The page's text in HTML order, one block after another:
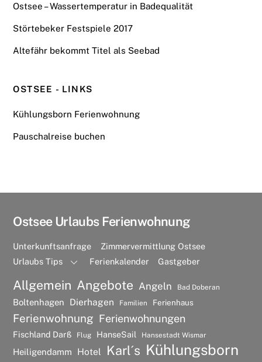
Ostsee – Wassertemperatur in Badequalität
Störtebeker Festspiele 2017
Altefähr bekommt Titel als Seebad
OSTSEE - LINKS
Kühlungsborn Ferienwohnung
Pauschalreise buchen
Ostsee Urlaubs Ferienwohnung
Unterkunftsanfrage
Zimmervermittlung Ostsee
Urlaubs Tips
Ferienkalender Gastgeber
Allgemein Angebote Angeln Bad Doberan
Boltenhagen Dierhagen Familien Ferienhaus
Ferienwohnung Ferienwohnungen
Fischland Darß Flug HanseSail Hansestadt Wismar
Heiligendamm Hotel Karl´s Kühlungsborn